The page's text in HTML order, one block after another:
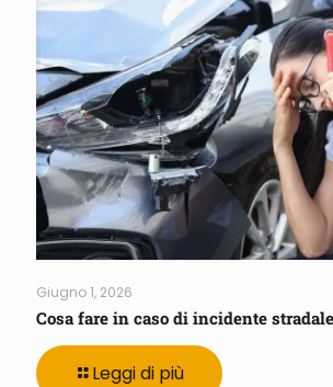
Giugno 1, 2026
Cosa fare in caso di incidente
Leggi di più